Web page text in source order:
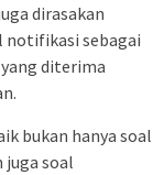
dirasakan
notifikasi sebagai
diterima
bukan hanya soal
soal